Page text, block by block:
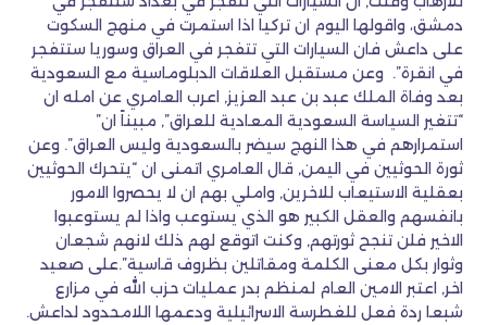
دمشق، واقولها اليوم ان تركيا اذا استمرت في منهج السكوت
على داعش فان السيارات التي تتفجر في العراق وسوريا ستتفجر
في انقرة”. وعن مستقبل العلاقات الدبلوماسية مع السعودية
بعد وفاة الملك عبد بن عبد العزيز, اعرب العامري عن امله ان
“تتغير السياسة السعودية المعادية للعراق”, مبيناً ان”
استمرارهم في هذا النهج سيضر بالسعودية وليس العراق”. وعن
ثورة الحوثيين في اليمن, قال العامري اتمنى ان “يتحرك الحوثيين
بعقلية الاستيعاب للاخرين, واملي بهم ان لا يحصروا الامور
بانفسهم والعقل الكبير هو الذي يستوعب واذا لم يستوعبوا
الاخير فلن تنجح ثورتهم, وكنت اتوقع لهم ذلك لانهم شجعان
وثوار بكل معنى الكلمة ومقاتلين بظروف قاسية”.على صعيد
اخر, اعتبر الامين العام لمنظم بدر عمليات حزب الله في مزارع
شبعا ردة فعل للغطرسة الاسرائيلية ودعمها اللامحدود لداعش.